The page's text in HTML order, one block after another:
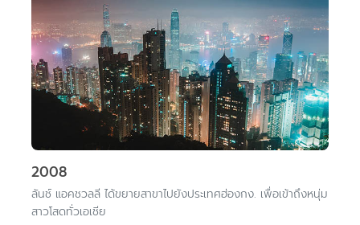
2008
ลันช์ แอคชวลลี ได้ขยายสาขาไปยังประเทศฮ่องกง. เพื่อเข้าถึงหนุ่ม
สาวโสดทั่วเอเชีย